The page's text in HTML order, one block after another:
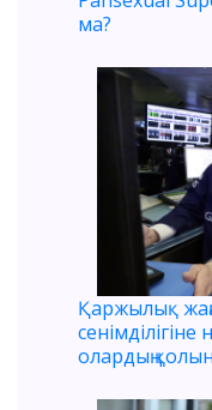
ма?
Қаржылық
олардың